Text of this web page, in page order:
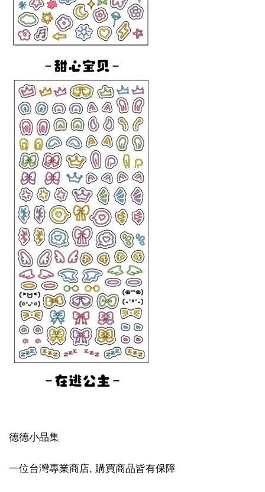
德德小品集
一位台灣專業商店, 購買商品皆有保障